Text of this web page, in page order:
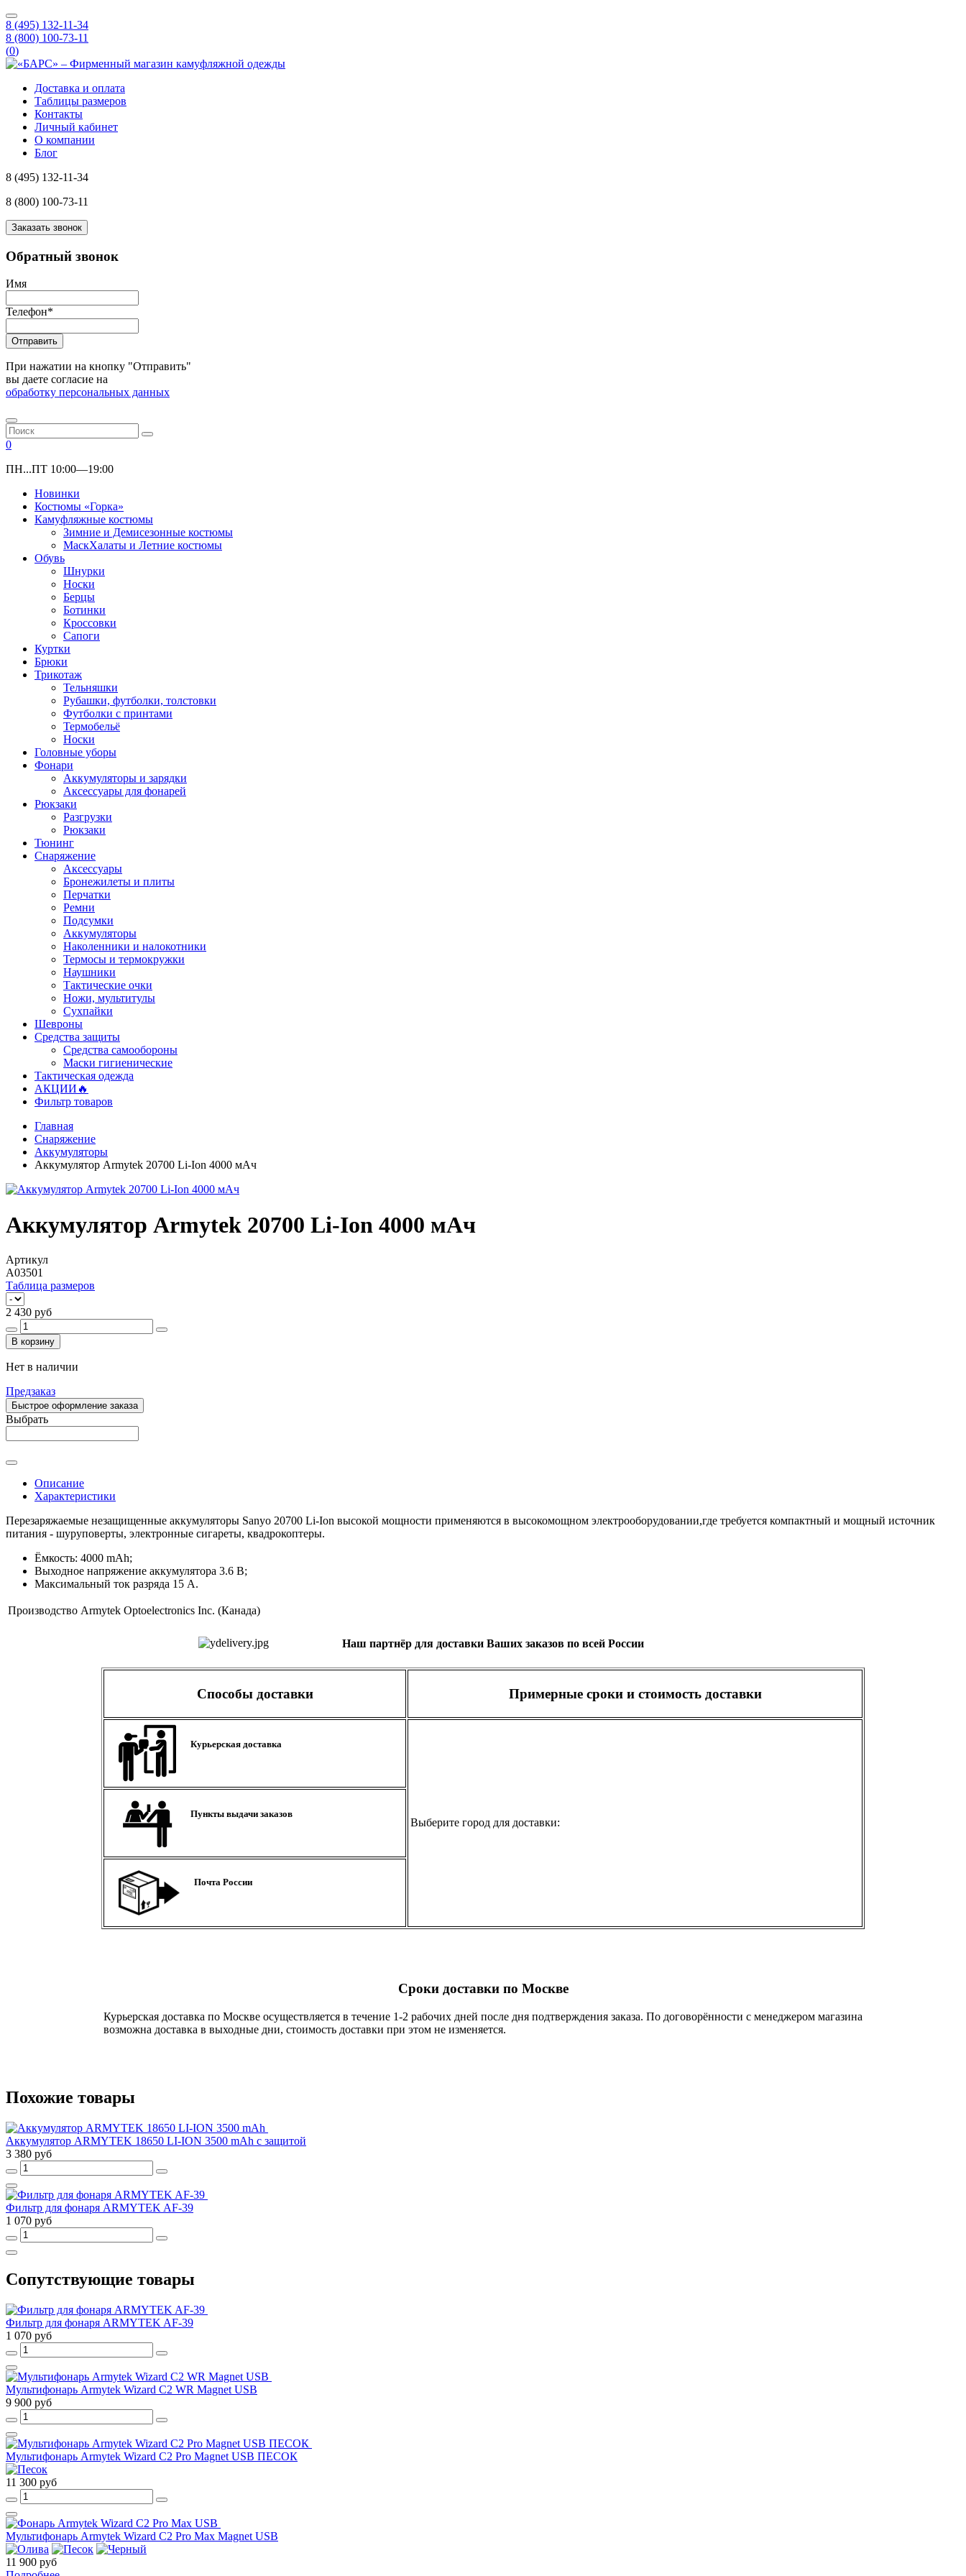
8 (495) 132-11-34
8 (800) 100-73-11
(0)
Доставка и оплата
Таблицы размеров
Контакты
Личный кабинет
О компании
Блог
8 (495) 132-11-34
8 (800) 100-73-11
Заказать звонок
Обратный звонок
Имя
Телефон*
Отправить
При нажатии на кнопку "Отправить"
вы даете согласие на
обработку персональных данных
0
ПН...ПТ 10:00—19:00
Новинки
Костюмы «Горка»
Камуфляжные костюмы
Зимние и Демисезонные костюмы
МаскХалаты и Летние костюмы
Обувь
Шнурки
Носки
Берцы
Ботинки
Кроссовки
Сапоги
Куртки
Брюки
Трикотаж
Тельняшки
Рубашки, футболки, толстовки
Футболки с принтами
Термобельё
Носки
Головные уборы
Фонари
Аккумуляторы и зарядки
Аксессуары для фонарей
Рюкзаки
Разгрузки
Рюкзаки
Тюнинг
Снаряжение
Аксессуары
Бронежилеты и плиты
Перчатки
Ремни
Подсумки
Аккумуляторы
Наколенники и налокотники
Термосы и термокружки
Наушники
Тактические очки
Ножи, мультитулы
Сухпайки
Шевроны
Средства защиты
Средства самообороны
Маски гигиенические
Тактическая одежда
АКЦИИ🔥
Фильтр товаров
Главная
Снаряжение
Аккумуляторы
Аккумулятор Armytek 20700 Li-Ion 4000 мАч
Аккумулятор Armytek 20700 Li-Ion 4000 мАч
Артикул
A03501
Таблица размеров
2 430 руб
В корзину
Нет в наличии
Предзаказ
Быстрое оформление заказа
Выбрать
Описание
Характеристики
Перезаряжаемые незащищенные аккумуляторы Sanyo 20700 Li-Ion высокой мощности применяются в высокомощном электрооборудовании,где требуется компактный и мощный источник
питания - шуруповерты, электронные сигареты, квадрокоптеры.
Ёмкость: 4000 mAh;
Выходное напряжение аккумулятора 3.6 В;
Максимальный ток разряда 15 А.
Производство Armytek Optoelectronics Inc. (Канада)
Наш партнёр для доставки Ваших заказов по всей России
Способы доставки Примерные сроки и стоимость доставки
Курьерская доставка
Выберите город для доставки:
Пункты выдачи заказов
Почта России
Сроки доставки по Москве
Курьерская доставка по Москве осуществляется в течение 1-2 рабочих дней после дня подтверждения заказа. По договорённости с менеджером магазина
возможна доставка в выходные дни, стоимость доставки при этом не изменяется.
Похожие товары
Аккумулятор ARMYTEK 18650 LI-ION 3500 mAh с защитой
3 380 руб
Фильтр для фонаря ARMYTEK AF-39
1 070 руб
Сопутствующие товары
Фильтр для фонаря ARMYTEK AF-39
1 070 руб
Мультифонарь Armytek Wizard C2 WR Magnet USB
9 900 руб
Мультифонарь Armytek Wizard C2 Pro Magnet USB ПЕСОК
11 300 руб
Мультифонарь Armytek Wizard C2 Pro Max Magnet USB
11 900 руб